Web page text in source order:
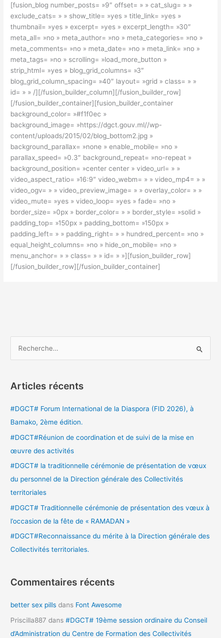
[fusion_blog number_posts= »9″ offset= » » cat_slug= » »
exclude_cats= » » show_title= »yes » title_link= »yes »
thumbnail= »yes » excerpt= »yes » excerpt_length= »30″
meta_all= »no » meta_author= »no » meta_categories= »no »
meta_comments= »no » meta_date= »no » meta_link= »no »
meta_tags= »no » scrolling= »load_more_button »
strip_html= »yes » blog_grid_columns= »3″
blog_grid_column_spacing= »40″ layout= »grid » class= » »
id= » » /][/fusion_builder_column][/fusion_builder_row]
[/fusion_builder_container][fusion_builder_container
background_color= »#f1f0ec »
background_image= »https://dgct.gouv.ml//wp-
content/uploads/2015/02/blog_bottom2.jpg »
background_parallax= »none » enable_mobile= »no »
parallax_speed= »0.3″ background_repeat= »no-repeat »
background_position= »center center » video_url= » »
video_aspect_ratio= »16:9″ video_webm= » » video_mp4= » »
video_ogv= » » video_preview_image= » » overlay_color= » »
video_mute= »yes » video_loop= »yes » fade= »no »
border_size= »0px » border_color= » » border_style= »solid »
padding_top= »150px » padding_bottom= »150px »
padding_left= » » padding_right= » » hundred_percent= »no »
equal_height_columns= »no » hide_on_mobile= »no »
menu_anchor= » » class= » » id= » »][fusion_builder_row]
[/fusion_builder_row][/fusion_builder_container]
h
r
:
Articles récents
#DGCT# Forum International de la Diaspora (FID 2026), à
Bamako, 2ème édition.
#DGCT#Réunion de coordination et de suivi de la mise en
œuvre des activités
#DGCT# la traditionnelle cérémonie de présentation de vœux
du personnel de la Direction générale des Collectivités
territoriales
#DGCT# Traditionnelle cérémonie de présentation des vœux à
l’occasion de la fête de « RAMADAN »
#DGCT#Reconnaissance du mérite à la Direction générale des
Collectivités territoriales.
Commentaires récents
better sex pills dans Font Awesome
Priscilla887 dans#DGCT# 19ème session ordinaire du Conseil
d’Administration du Centre de Formation des Collectivités